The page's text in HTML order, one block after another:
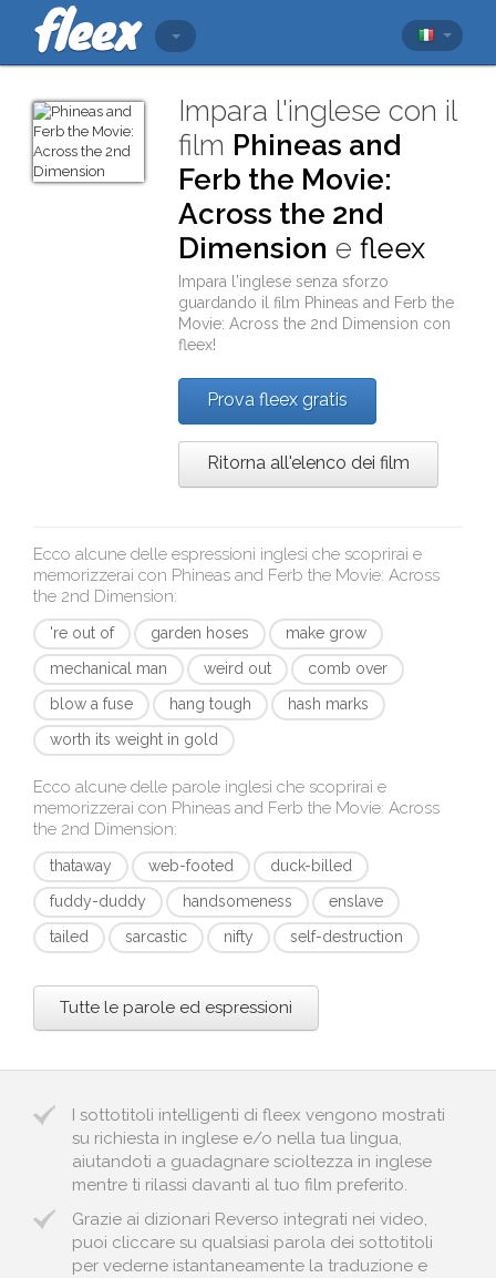
Impara l'inglese con il
film Phineas and
Ferb the Movie:
Across the 2nd
Dimension efleex
Impara l'inglese senza sforzo
guardando il film Phineas and Ferb the
Movie: Across the 2nd Dimension con
fleex!
Prova fleex gratis
Ritorna all'elenco dei film
Ecco alcune delle espressioni inglesi che scoprirai e
memorizzerai con Phineas and Ferb the Movie: Across
the 2nd Dimension:
're out of garden hoses
make grow
mechanical man
weird out
comb over
blow a fuse
hang tough
hash marks
worth its weight in gold
Ecco alcune delle parole inglesi che scoprirai e
memorizzerai con Phineas and Ferb the Movie: Across
the 2nd Dimension:
thataway web-footed
duck-billed
fuddy-duddy
handsomeness
enslave
tailed
sarcastic nifty self-destruction
Tutte le parole ed espressioni
I sottotitoli intelligenti di fleex vengono mostrati
su richiesta in inglese e/o nella tua lingua,
aiutandoti a guadagnare scioltezza in inglese
mentre ti rilassi davanti al tuo film preferito.
Grazie ai dizionari Reverso integrati nei video,
puoi cliccare su qualsiasi parola dei sottotitoli
per vederne istantaneamente la traduzione e